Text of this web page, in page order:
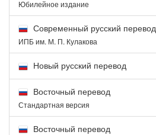
Юбилейное издание
Современный русский перевод
ИПБ им. М. П. Кулакова
Новый русский перевод
Восточный перевод
Стандартная версия
Восточный перевод